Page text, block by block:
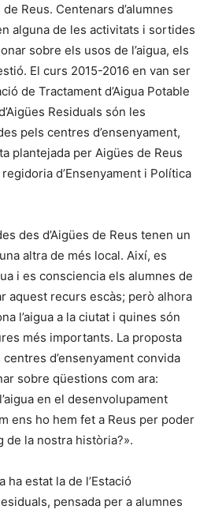
Reus. Centenars d’alumnes
alguna de les activitats i sortides
sobre els usos de l’aigua, els
El curs 2015-2016 en van ser
de Tractament d’Aigua Potable
Residuals són les
pels centres d’ensenyament,
plantejada per Aigües de Reus
d’Ensenyament i Política
des d’Aigües de Reus tenen un
altra de més local. Així, es
i es consciencia els alumnes de
aquest recurs escàs; però alhora
l’aigua a la ciutat i quines són
més importants. La proposta
d’ensenyament convida
sobre qüestions com ara:
en el desenvolupament
ens ho hem fet a Reus per poder
de la nostra història?».
ha estat la de l’Estació
pensada per a alumnes